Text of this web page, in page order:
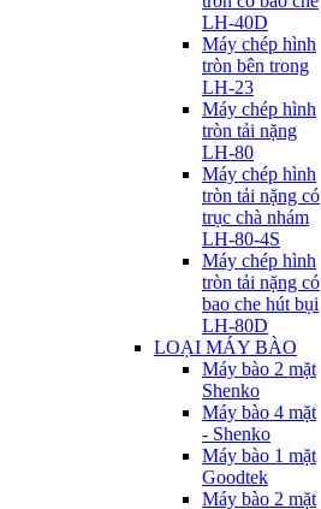
LH-40D
Máy chép hình
tròn bên trong
LH-23
Máy chép hình
tròn tải nặng
LH-80
Máy chép hình
tròn tải nặng có
trục chà nhám
LH-80-4S
Máy chép hình
tròn tải nặng có
bao che hút bụi
LH-80D
LOẠI MÁY BÀO
Máy bào 2 mặt
Shenko
Máy bào 4 mặt
- Shenko
Máy bào 1 mặt
Goodtek
Máy bào 2 mặt